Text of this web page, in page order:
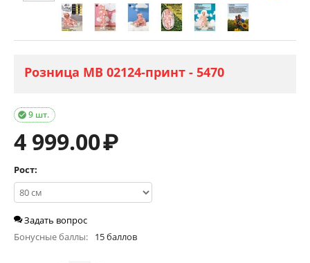
Розница МВ 02124-принт - 5470
9 шт.

4 999.00₽
Рост:
Задать вопрос
Бонусные баллы:
15 баллов